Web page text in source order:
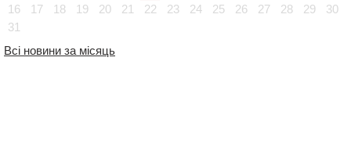
16
17 18 19 20 21 22 23 24 25 26 27 28 29
30
31
Всі новини за місяць